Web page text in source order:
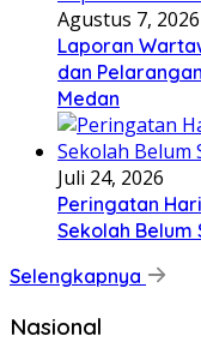
Agustus 7, 2026
Laporan
dan
Medan
Juli 24, 2026
Peringatan
Sekolah Belum
Selengkapnya
Nasional